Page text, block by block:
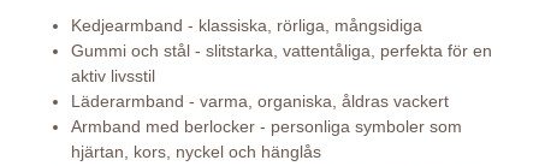
Kedjearmband - klassiska, rörliga, mångsidiga
Gummi och stål - slitstarka, vattentåliga, perfekta för en
aktiv livsstil
Läderarmband - varma, organiska, åldras vackert
Armband med berlocker - personliga symboler som
hjärtan, kors, nyckel och hänglås